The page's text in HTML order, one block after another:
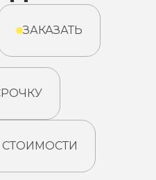
ЗАКАЗАТЬ
СТОИМОСТИ